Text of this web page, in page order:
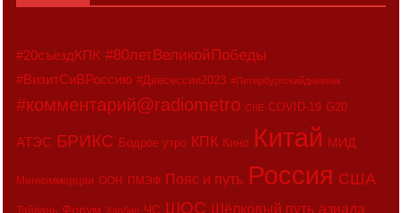
#20съездКПК #80летВеликойПобеды
#ВизитСиВРоссию #Двесессии2023 #Петербургскийдневник
#комментарий@radiometro CIIE COVID-19 G20
АТЭС БРИКС Бодрое утро КПК Кино Китай МИД
Минкоммерции ООН ПМЭФ Пояс и путь Россия США
Тайвань Форум Харбин ЧС ШОС Шёлковый путь азиада